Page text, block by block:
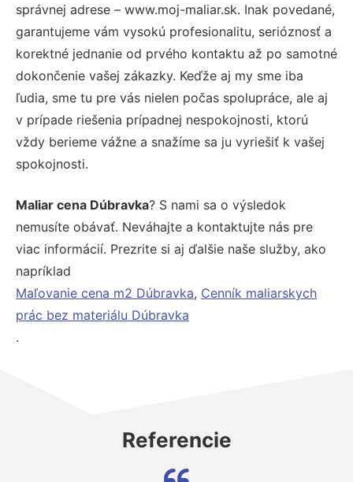
správnej adrese – www.moj-maliar.sk. Inak povedané,
garantujeme vám vysokú profesionalitu, serióznosť a
korektné jednanie od prvého kontaktu až po samotné
dokončenie vašej zákazky. Keďže aj my sme iba
ľudia, sme tu pre vás nielen počas spolupráce, ale aj
v prípade riešenia prípadnej nespokojnosti, ktorú
vždy berieme vážne a snažíme sa ju vyriešiť k vašej
spokojnosti.
Maliar cena Dúbravka? S nami sa o výsledok
nemusíte obávať. Neváhajte a kontaktujte nás pre
viac informácií. Prezrite si aj ďalšie naše služby, ako
napríklad
Maľovanie cena m2 Dúbravka, Cenník maliarskych
prác bez materiálu Dúbravka
.
Referencie